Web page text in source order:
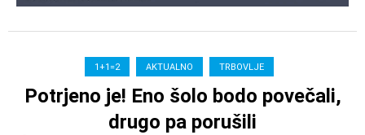
1+1=2 AKTUALNO TRBOVLJE
Potrjeno je! Eno šolo bodo povečali,
drugo pa porušili